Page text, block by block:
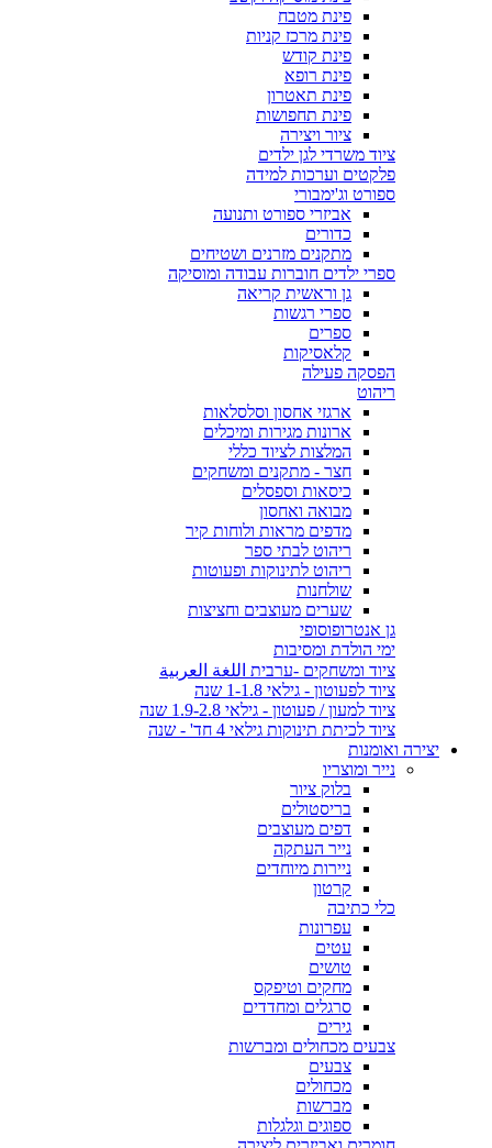
פינת מטבח
פינת מרכז קניות
פינת קודש
פינת רופא
פינת תאטרון
פינת תחפושות
ציור ויצירה
ציוד משרדי לגן ילדים
פלקטים וערכות למידה
ספורט וג'ימבורי
אביזרי ספורט ותנועה
כדורים
מתקנים מזרנים ושטיחים
ספרי ילדים חוברות עבודה ומוסיקה
גן וראשית קריאה
ספרי רגשות
ספרים
קלאסיקות
הפסקה פעילה
ריהוט
ארגזי אחסון וסלסלאות
ארונות מגירות ומיכלים
המלצות לציוד כללי
חצר - מתקנים ומשחקים
כיסאות וספסלים
מבואה ואחסון
מדפים מראות ולוחות קיר
ריהוט לבתי ספר
ריהוט לתינוקות ופעוטות
שולחנות
שערים מעוצבים וחציצות
גן אנטרופוסופי
ימי הולדת ומסיבות
ציוד ומשחקים -ערבית اللغة العربية
ציוד לפעוטון - גילאי 1-1.8 שנה
ציוד למעון / פעוטון - גילאי 1.9-2.8 שנה
ציוד לכיתת תינוקות גילאי 4 חד' - שנה
יצירה ואומנות
נייר ומוצריו
בלוק ציור
בריסטולים
דפים מעוצבים
נייר העתקה
ניירות מיוחדים
קרטון
כלי כתיבה
עפרונות
עטים
טושים
מחקים וטיפקס
סרגלים ומחדדים
גירים
צבעים מכחולים ומברשות
צבעים
מכחולים
מברשות
ספוגים וגלגלות